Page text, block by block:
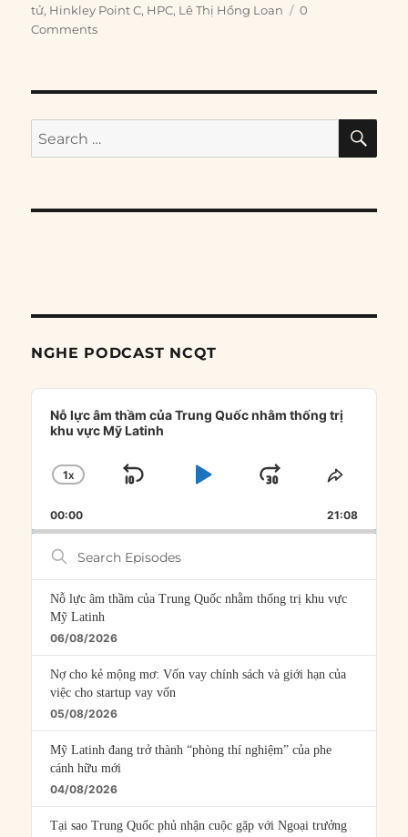
on
tử, Hinkley Point C, HPC, Lê Thị Hồng Loan
0
Comments
Search
for:
NGHE PODCAST NCQT
Audio
Player
Nỗ lực âm thầm của Trung Quốc nhằm thống trị
khu vực Mỹ Latinh
CHANGE
RATE
1X
SKIP
PLAYJUMP
FORWARD
SHARE
00:00 21:08
Search
Episodes
Nỗ lực âm thầm của Trung Quốc nhằm thống trị khu vực
Mỹ Latinh
06/08/2026
Nợ cho kẻ mộng mơ: Vốn vay chính sách và giới hạn của
việc cho startup vay vốn
05/08/2026
Mỹ Latinh đang trở thành “phòng thí nghiệm” của phe
cánh hữu mới
04/08/2026
Tại sao Trung Quốc phủ nhận cuộc gặp với Ngoại trưởng